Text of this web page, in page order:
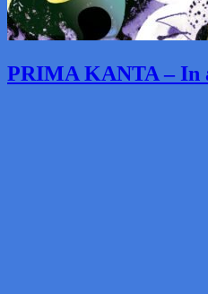
PRIMA KANTA – In